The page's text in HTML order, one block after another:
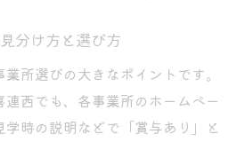
分け方と選び方
所選びの大きなポイントです。
西でも、各事業所のホームペー
時の説明などで「賞与あり」と